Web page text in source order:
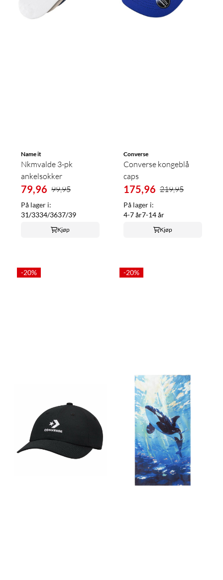
Name it
Nkmvalde 3-pk
ankelsokker
79,96 99,95
På lager i:
31/3334/3637/39
Kjøp
Converse
Converse kongeblå
caps
175,96 219,95
På lager i:
4-7 år7-14 år
Kjøp
-20% -20%